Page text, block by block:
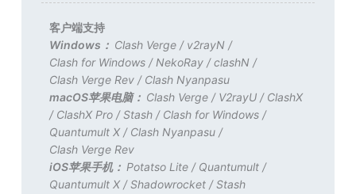
客户端支持
Windows： Clash Verge / v2rayN /
Clash for Windows / NekoRay /clashN /
Clash Verge Rev / Clash Nyanpasu
macOS苹果电脑： Clash Verge / V2rayU / ClashX
/ ClashX Pro /Stash / Clash for Windows /
Quantumult X / Clash Nyanpasu /
Clash Verge Rev
iOS苹果手机： Potatso Lite / Quantumult /
Quantumult X /Shadowrocket /Stash